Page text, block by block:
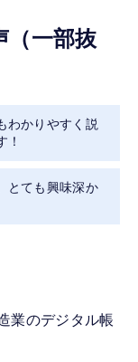
（一部抜
わかりやすく説
！
とても興味深か
業のデジタル帳